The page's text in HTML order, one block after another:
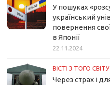
У пошуках
український
повернення
в Японії
22.11.2024
ВІСТІ З ТОГО СВІТУ
Через страх і